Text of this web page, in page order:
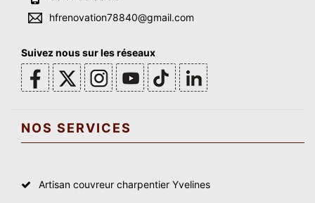
hfrenovation78840@gmail.com
Suivez nous sur les réseaux
NOS SERVICES
Artisan couvreur charpentier Yvelines